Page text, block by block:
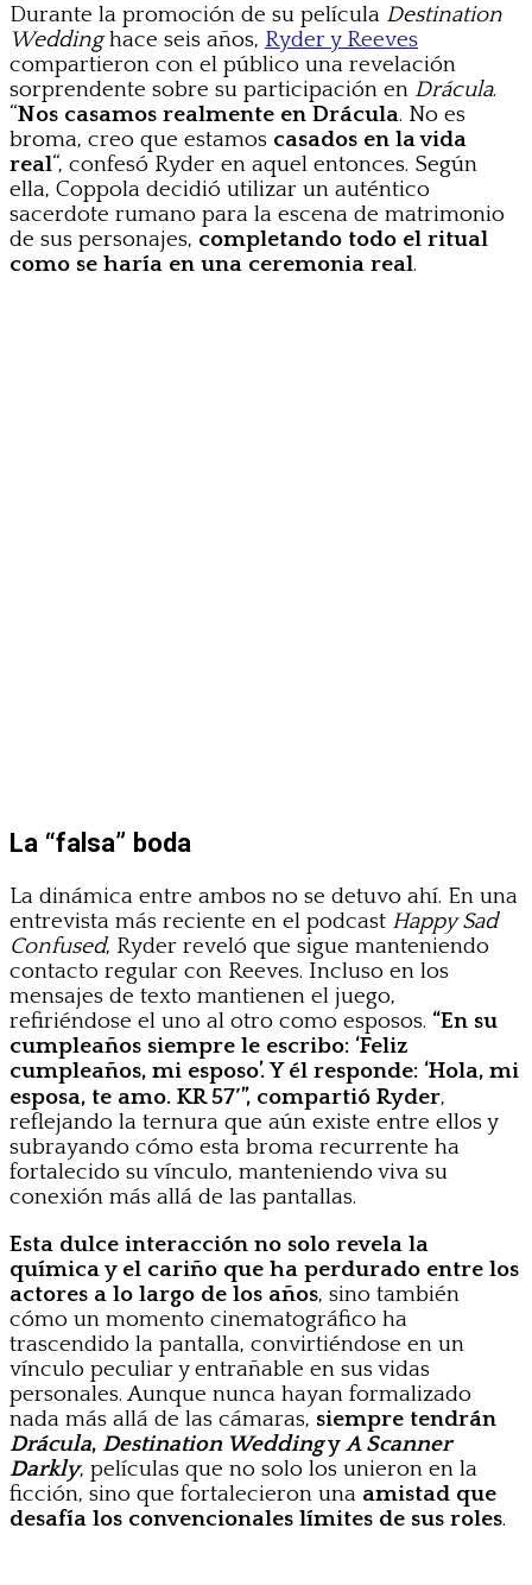
Durante la promoción de su película Destination
Weddinghace seis años, Ryder y Reeves
compartieron con el público una revelación
sorprendente sobre su participación en Drácula.
“Nos casamos realmente en Drácula. No es
broma, creo que estamos casados en la vida
real“, confesó Ryder en aquel entonces. Según
ella, Coppola decidió utilizar un auténtico
sacerdote rumano para la escena de matrimonio
de sus personajes, completando todo el ritual
como se haría en una ceremonia real.
La “falsa” boda
La dinámica entre ambos no se detuvo ahí. En una
entrevista más reciente en el podcast Happy Sad
Confused, Ryder reveló que sigue manteniendo
contacto regular con Reeves. Incluso en los
mensajes de texto mantienen el juego,
refiriéndose el uno al otro como esposos. “En su
cumpleaños siempre le escribo: ‘Feliz
cumpleaños, mi esposo’. Y él responde: ‘Hola, mi
esposa, te amo. KR 57′”, compartió Ryder,
reflejando la ternura que aún existe entre ellos y
subrayando cómo esta broma recurrente ha
fortalecido su vínculo, manteniendo viva su
conexión más allá de las pantallas.
Esta dulce interacción no solo revela la
química y el cariño que ha perdurado entre los
actores a lo largo de los años, sino también
cómo un momento cinematográfico ha
trascendido la pantalla, convirtiéndose en un
vínculo peculiar y entrañable en sus vidas
personales. Aunque nunca hayan formalizado
nada más allá de las cámaras, siempre tendrán
Drácula, Destination WeddingyA Scanner
Darkly, películas que no solo los unieron en la
ficción, sino que fortalecieron una amistad que
desafía los convencionales límites de sus roles.